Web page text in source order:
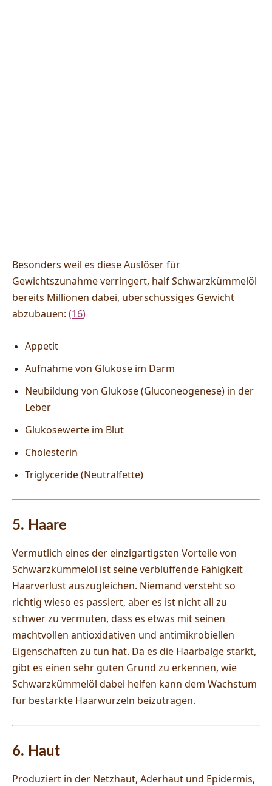
Besonders weil es diese Auslöser für
Gewichtszunahme verringert, half Schwarzkümmelöl
bereits Millionen dabei, überschüssiges Gewicht
abzubauen: (16)
Appetit
Aufnahme von Glukose im Darm
Neubildung von Glukose (Gluconeogenese) in der
Leber
Glukosewerte im Blut
Cholesterin
Triglyceride (Neutralfette)
5. Haare
Vermutlich eines der einzigartigsten Vorteile von
Schwarzkümmelöl ist seine verblüffende Fähigkeit
Haarverlust auszugleichen. Niemand versteht so
richtig wieso es passiert, aber es ist nicht all zu
schwer zu vermuten, dass es etwas mit seinen
machtvollen antioxidativen und antimikrobiellen
Eigenschaften zu tun hat. Da es die Haarbälge stärkt,
gibt es einen sehr guten Grund zu erkennen, wie
Schwarzkümmelöl dabei helfen kann dem Wachstum
für bestärkte Haarwurzeln beizutragen.
6. Haut
Produziert in der Netzhaut, Aderhaut und Epidermis,